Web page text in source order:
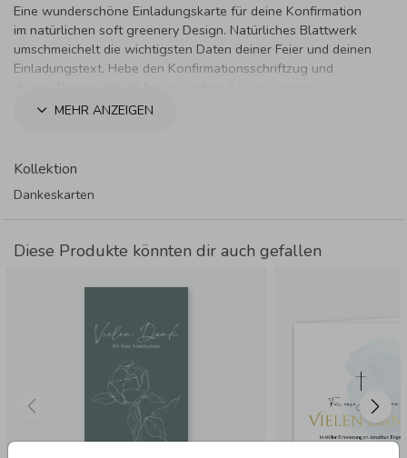
Eine wunderschöne Einladungskarte für deine Konfirmation
im natürlichen soft greenery Design. Natürliches Blattwerk
umschmeichelt die wichtigsten Daten deiner Feier und deinen
Einladungstext. Hebe den Konfirmationsschriftzug und
Textveredelungen verwendest.
MEHR ANZEIGEN
Kollektion
Dankeskarten
Diese Produkte könnten dir auch gefallen